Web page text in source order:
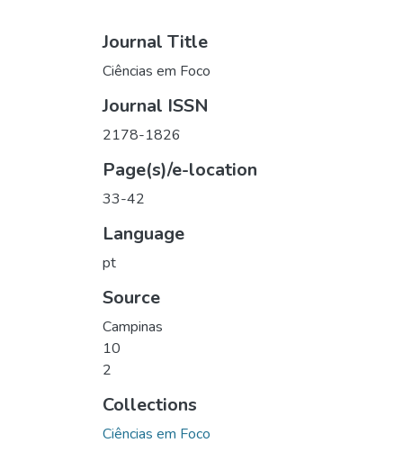
Journal Title
Ciências em Foco
Journal ISSN
2178-1826
Page(s)/e-location
33-42
Language
pt
Source
Campinas
10
2
Collections
Ciências em Foco